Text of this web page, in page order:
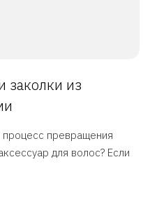
заколки из
процесс превращения
для волос? Если